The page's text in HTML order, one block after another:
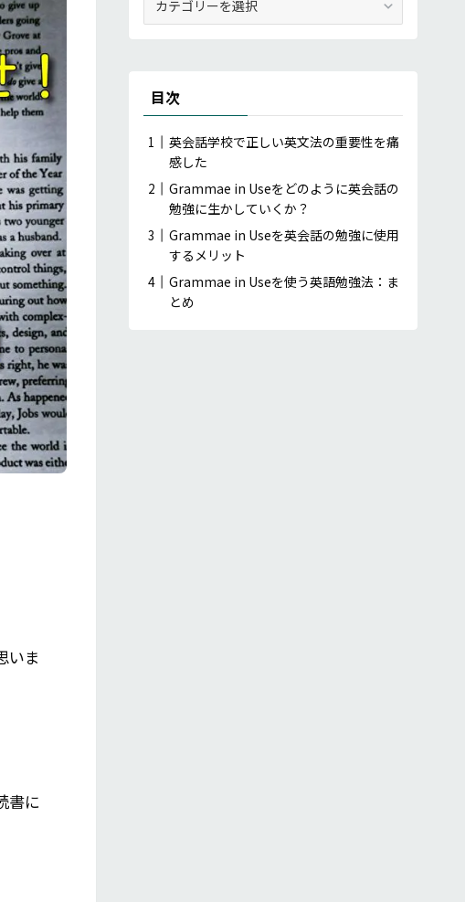
いま
書に
ゴ
目次
英会話学校で正しい英文法の重要性を痛
感した
Grammae in Useをどのように英会話の
勉強に生かしていくか？
Grammae in Useを英会話の勉強に使用
するメリット
Grammae in Useを使う英語勉強法：ま
とめ